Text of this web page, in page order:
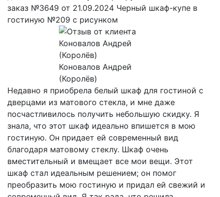
заказ №3649 от 21.09.2024 Черный шкаф-купе в
гостиную №209 с рисунком
Коновалов Андрей
(Королёв)
Недавно я приобрела белый шкаф для гостиной с
дверцами из матового стекла, и мне даже
посчастливилось получить небольшую скидку. Я
знала, что этот шкаф идеально впишется в мою
гостиную. Он придает ей современный вид
благодаря матовому стеклу. Шкаф очень
вместительный и вмещает все мои вещи. Этот
шкаф стал идеальным решением; он помог
преобразить мою гостиную и придал ей свежий и